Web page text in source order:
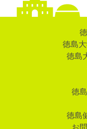
徳島
徳島
徳
徳島
お